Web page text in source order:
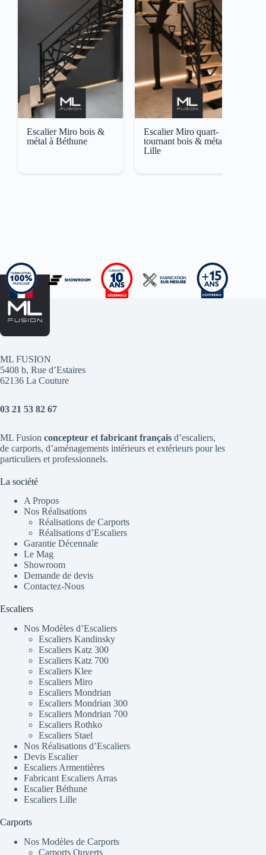
Escalier Miro bois &
métal à Béthune
Escalier Miro quart-
tournant bois & métal à
Lille
ML FUSION
5408 b, Rue d’Estaires
62136 La Couture
03 21 53 82 67
ML Fusion concepteur et fabricant français d’escaliers,
de carports, d’aménagements intérieurs et extérieurs pour les
particuliers et professionnels.
La société
A Propos
Nos Réalisations
Réalisations de Carports
Réalisations d’Escaliers
Garantie Décennale
Le Mag
Showroom
Demande de devis
Contactez-Nous
Escaliers
Nos Modèles d’Escaliers
Escaliers Kandinsky
Escaliers Katz 300
Escaliers Katz 700
Escaliers Klee
Escaliers Miro
Escaliers Mondrian
Escaliers Mondrian 300
Escaliers Mondrian 700
Escaliers Rothko
Escaliers Stael
Nos Réalisations d’Escaliers
Devis Escalier
Escaliers Armentières
Fabricant Escaliers Arras
Escalier Béthune
Escaliers Lille
Carports
Nos Modèles de Carports
Carports Ouverts